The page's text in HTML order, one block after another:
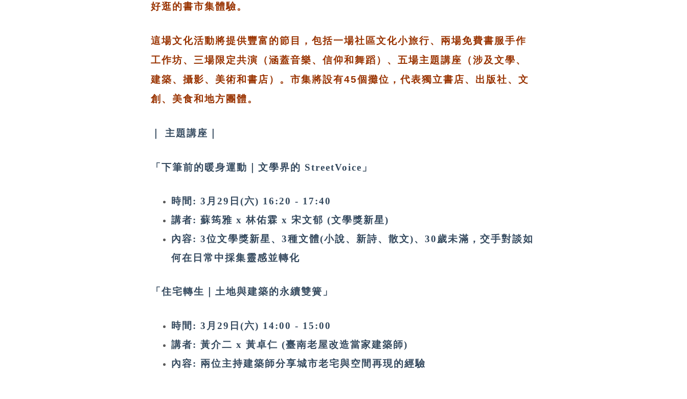
好逛的書市集體驗。
這場文化活動將提供豐富的節目，包括一場社區文化小旅行、兩場免費書服手作
工作坊、三場限定共演（涵蓋音樂、信仰和舞蹈）、五場主題講座（涉及文學、
建築、攝影、美術和書店）。市集將設有45個攤位，代表獨立書店、出版社、文
創、美食和地方團體。
主題講座
「下筆前的暖身運動｜文學界的 StreetVoice」
時間: 3月29日(六) 16:20 - 17:40
講者: 蘇筠雅 x 林佑霖 x 宋文郁 (文學獎新星)
內容: 3位文學獎新星、3種文體(小說、新詩、散文)、30歲未滿，交手對談如
何在日常中採集靈感並轉化
「住宅轉生｜土地與建築的永續雙簧」
時間: 3月29日(六) 14:00 - 15:00
講者: 黃介二 x 黃卓仁 (臺南老屋改造當家建築師)
內容: 兩位主持建築師分享城市老宅與空間再現的經驗